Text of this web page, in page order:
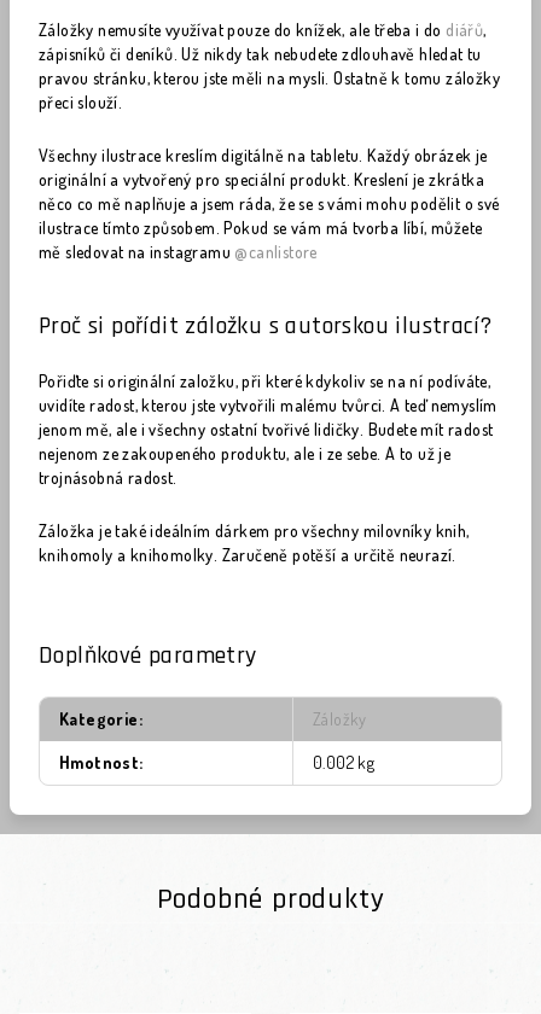
Záložky nemusíte využívat pouze do knížek, ale třeba i do diářů,
zápisníků či deníků. Už nikdy tak nebudete zdlouhavě hledat tu
pravou stránku, kterou jste měli na mysli. Ostatně k tomu záložky
přeci slouží.
Všechny ilustrace kreslím digitálně na tabletu. Každý obrázek je
originální a vytvořený pro speciální produkt. Kreslení je zkrátka
něco co mě naplňuje a jsem ráda, že se s vámi mohu podělit o své
ilustrace tímto způsobem. Pokud se vám má tvorba líbí, můžete
mě sledovat na instagramu @canlistore
Proč si pořídit záložku s autorskou ilustrací?
Pořiďte si originální založku, při které kdykoliv se na ní podíváte,
uvidíte radost, kterou jste vytvořili malému tvůrci. A teď nemyslím
jenom mě, ale i všechny ostatní tvořivé lidičky. Budete mít radost
nejenom ze zakoupeného produktu, ale i ze sebe. A to už je
trojnásobná radost.
Záložka je také ideálním dárkem pro všechny milovníky knih,
knihomoly a knihomolky. Zaručeně potěší a určitě neurazí.
Doplňkové parametry
Kategorie: Záložky
Hmotnost: 0.002 kg
Podobné produkty